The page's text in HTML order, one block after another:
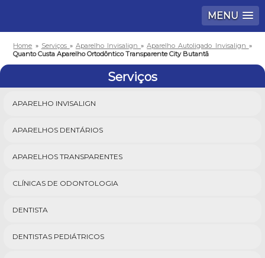
MENU
Home » Serviços » Aparelho Invisalign»Aparelho Autoligado Invisalign »
Quanto Custa Aparelho Ortodôntico Transparente City Butantã
Serviços
APARELHO INVISALIGN
APARELHOS DENTÁRIOS
APARELHOS TRANSPARENTES
CLÍNICAS DE ODONTOLOGIA
DENTISTA
DENTISTAS PEDIÁTRICOS